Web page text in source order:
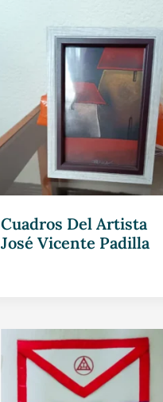
Cuadros Del Artista
José Vicente Padilla